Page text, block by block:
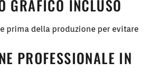
GRAFICO INCLUSO
prima della produzione per evitare
PROFESSIONALE IN